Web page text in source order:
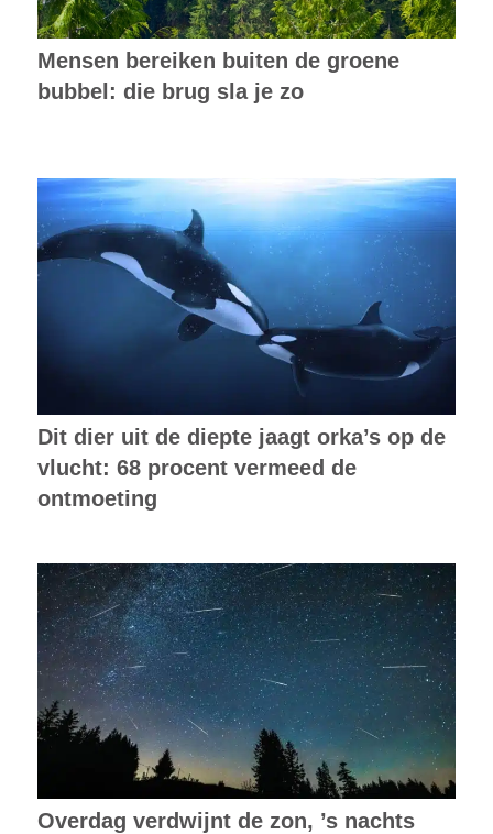
Mensen bereiken buiten de groene
bubbel: die brug sla je zo
Dit dier uit de diepte jaagt orka’s op de
vlucht: 68 procent vermeed de
ontmoeting
Overdag verdwijnt de zon, ’s nachts